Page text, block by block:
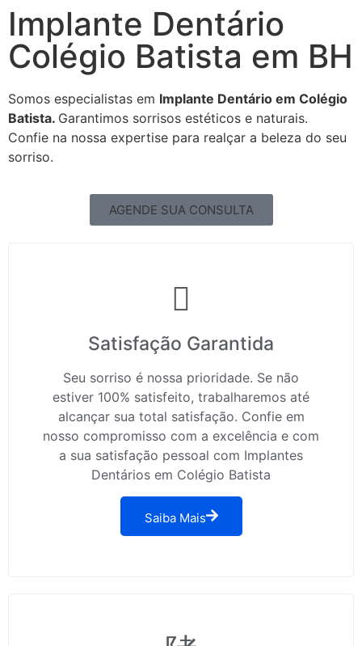
Implante Dentário
Colégio Batista em BH
Somos especialistas em Implante Dentário em Colégio
Batista. Garantimos sorrisos estéticos e naturais.
Confie na nossa expertise para realçar a beleza do seu
sorriso.
AGENDE SUA CONSULTA
Satisfação Garantida
Seu sorriso é nossa prioridade. Se não
estiver 100% satisfeito, trabalharemos até
alcançar sua total satisfação. Confie em
nosso compromisso com a excelência e com
a sua satisfação pessoal com Implantes
Dentários em Colégio Batista
Saiba Mais